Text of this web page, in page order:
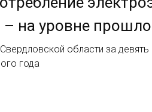
на уровне
области за
года